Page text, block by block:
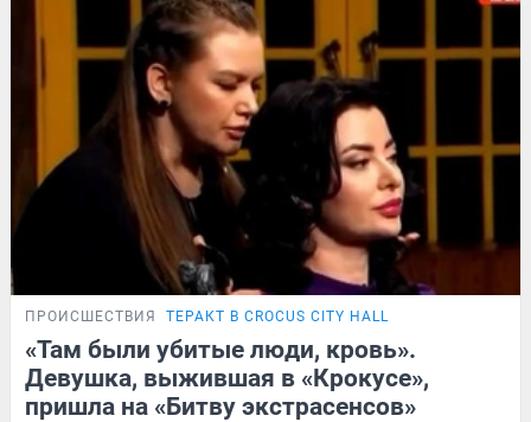
ПРОИСШЕСТВИЯ ТЕРАКТ В CROCUS CITY HALL
«Там были убитые люди, кровь».
Девушка, выжившая в «Крокусе»,
пришла на «Битву экстрасенсов»